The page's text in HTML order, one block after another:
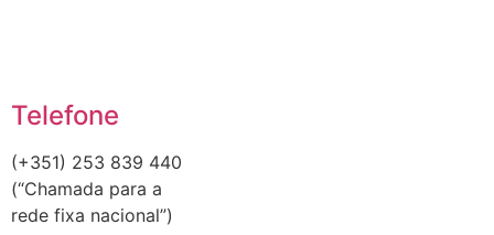
Telefone
(+351) 253 839 440
(“Chamada para a
rede fixa nacional”)